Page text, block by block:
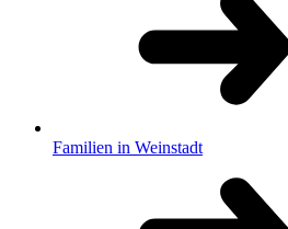
Familien in Weinstadt